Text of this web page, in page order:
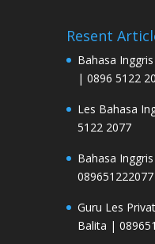
Resent
Bahasa
| 0896 5122
Les Bahasa
5122 2077
Bahasa
089651222077
Guru Les
Balita |